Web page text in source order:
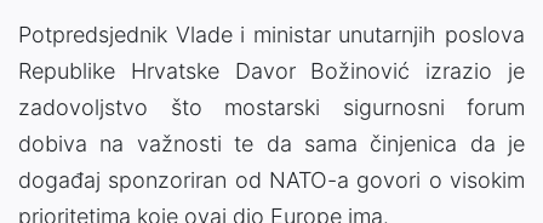
Potpredsjednik Vlade i ministar unutarnjih poslova
Republike Hrvatske Davor Božinović izrazio je
zadovoljstvo što mostarski sigurnosni forum
dobiva na važnosti te da sama činjenica da je
događaj sponzoriran od NATO-a govori o visokim
prioritetima koje ovaj dio Europe ima.